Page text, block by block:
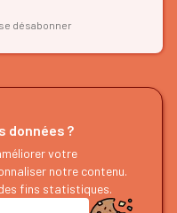
désabonner
d'itinéraires
guides
données ?
votre
notre contenu.
fins statistiques.